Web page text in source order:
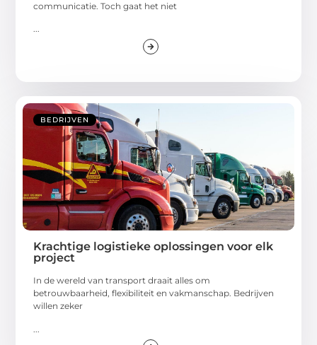
communicatie. Toch gaat het niet
...
BEDRIJVEN
Krachtige logistieke oplossingen voor elk
project
In de wereld van transport draait alles om
betrouwbaarheid, flexibiliteit en vakmanschap. Bedrijven
willen zeker